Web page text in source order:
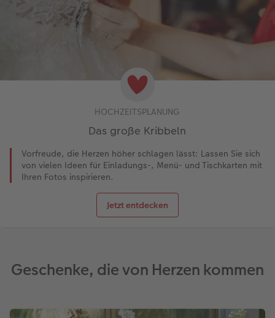
HOCHZEITSPLANUNG
Das große Kribbeln
Vorfreude, die Herzen höher schlagen lässt: Lassen Sie sich
von vielen Ideen für Einladungs-, Menü- und Tischkarten mit
Ihren Fotos inspirieren.
Jetzt entdecken
Geschenke, die von Herzen kommen